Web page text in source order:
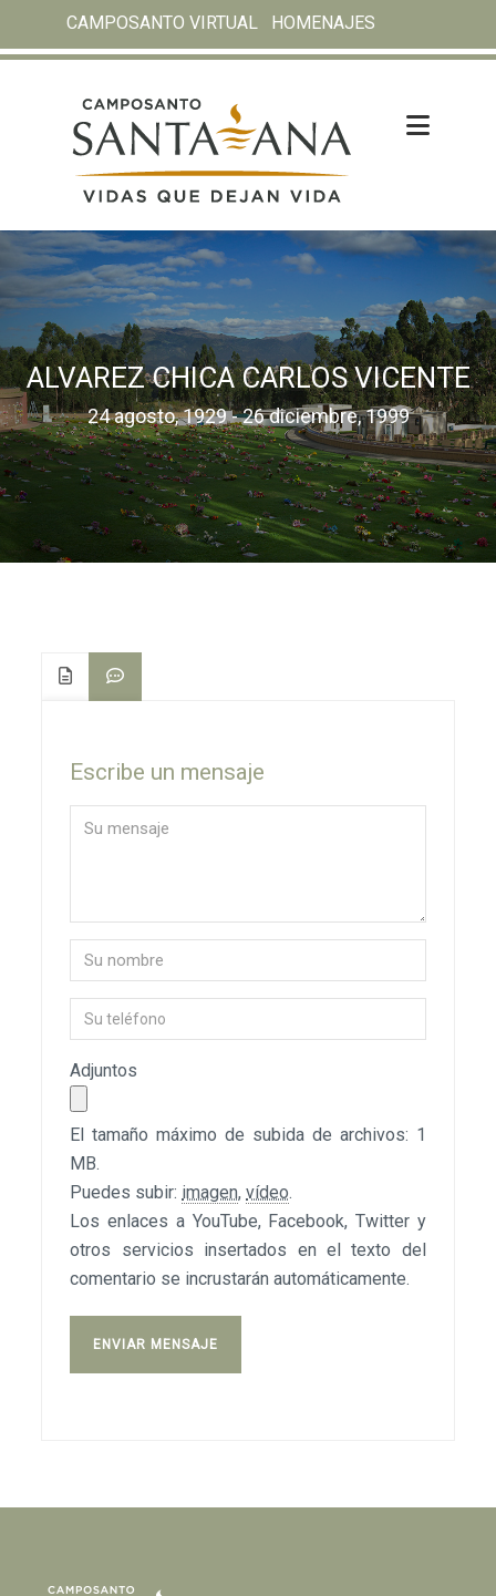
CAMPOSANTO VIRTUAL HOMENAJES
ALVAREZ CHICA CARLOS VICENTE
24 agosto, 1929 - 26 diciembre, 1999
Escribe un mensaje
Adjuntos
El tamaño máximo de subida de archivos: 1
MB.
Puedes subir: imagen,vídeo.
Los enlaces a YouTube, Facebook, Twitter y
otros servicios insertados en el texto del
comentario se incrustarán automáticamente.